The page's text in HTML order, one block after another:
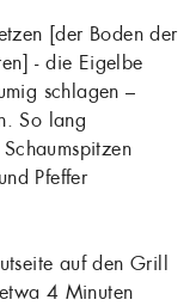
[der Boden der
- die Eigelbe
schlagen –
So lang
Pfeffer
auf den Grill
4 Minuten